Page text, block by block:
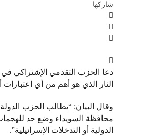
شاركها
دعا الحزب التقدمي الإشتراكي في
النار الذي هو أهم من أي
وقال البيان: “يطالب الحزب
محافظة السويداء وضع حد
الدولية أو التدخلات الإسرائيلية”.